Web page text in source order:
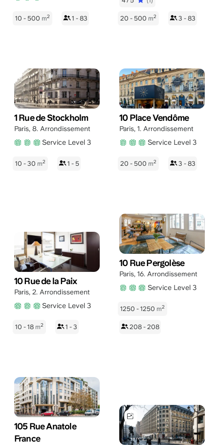
10 - 500 m2 1 - 83 20 - 500 m2 3 - 83
1 Rue de Stockholm
Paris, 8. Arrondissement
Service Level 3
10 - 30 m2 1 - 5
10 Place Vendôme
Paris, 1. Arrondissement
Service Level 3
20 - 500 m2 3 - 83
10 Rue de la Paix
Paris, 2. Arrondissement
Service Level 3
10 - 18 m2 1 - 3
10 Rue Pergolèse
Paris, 16. Arrondissement
Service Level 3
1250 - 1250 m2
208 - 208
105 Rue Anatole
France